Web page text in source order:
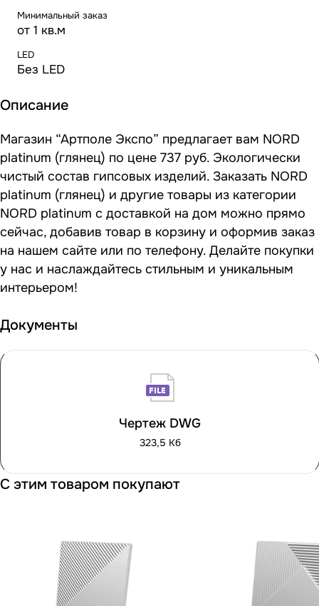
Минимальный заказ
от 1 кв.м
LED
Без LED
Описание
Магазин “Артполе Экспо” предлагает вам NORD
platinum (глянец) по цене 737 руб. Экологически
чистый состав гипсовых изделий. Заказать NORD
platinum (глянец) и другие товары из категории
NORD platinum с доставкой на дом можно прямо
сейчас, добавив товар в корзину и оформив заказ
на нашем сайте или по телефону. Делайте покупки
у нас и наслаждайтесь стильным и уникальным
интерьером!
Документы
Чертеж DWG
323,5 Кб
С этим товаром покупают